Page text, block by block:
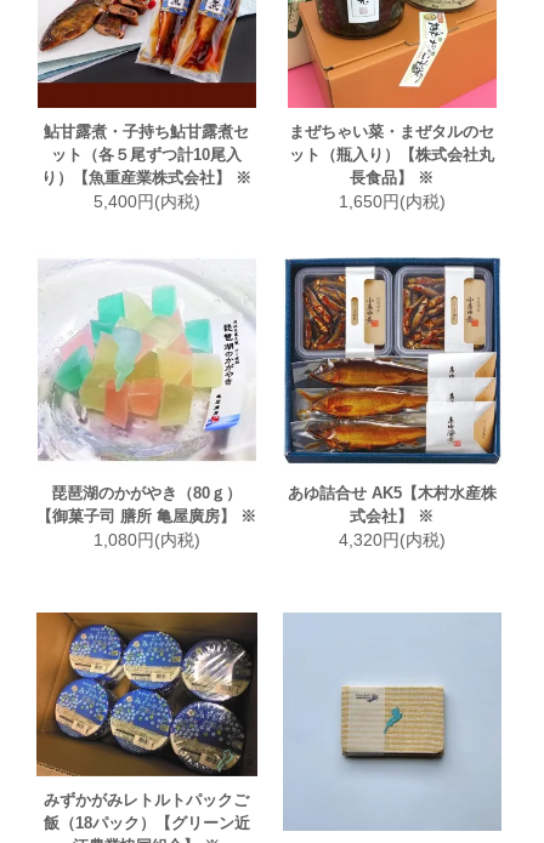
鮎甘露煮・子持ち鮎甘露煮セ
ット（各５尾ずつ計10尾入
り）【魚重産業株式会社】 ※
5,400円(内税)
まぜちゃい菜・まぜタルのセ
ット（瓶入り）【株式会社丸
長食品】 ※
1,650円(内税)
琵琶湖のかがやき（80ｇ）
【御菓子司 膳所 亀屋廣房】 ※
1,080円(内税)
あゆ詰合せ AK5【木村水産株
式会社】 ※
4,320円(内税)
みずかがみレトルトパックご
飯（18パック）【グリーン近